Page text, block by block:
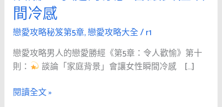
間冷感
戀愛攻略秘笈第5章,戀愛攻略大全/r1
戀愛攻略男人的戀愛勝經《第5章：令人歡愉》第十
則：
談論「家庭背景」會讓女性瞬間冷感 […]
男
人
的
戀
愛
勝
經
《第
閱讀全文 »